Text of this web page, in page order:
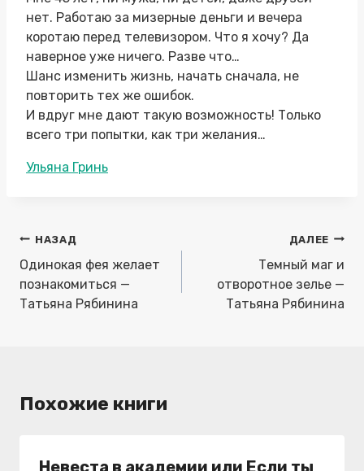
нет. Работаю за мизерные деньги и вечера
коротаю перед телевизором. Что я хочу? Да
наверное уже ничего. Разве что…
Шанс изменить жизнь, начать сначала, не
повторить тех же ошибок.
И вдруг мне дают такую возможность! Только
всего три попытки, как три желания…
Метки
Ульяна Гринь
Навигация
по
записям
НАЗАД
Одинокая фея желает
познакомиться —
Татьяна Рябинина
ДАЛЕЕ
Темный маг и
отворотное зелье —
Татьяна Рябинина
Похожие книги
Невеста в академии или Если ты